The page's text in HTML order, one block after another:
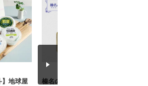
地球屋
榛名の森のハチミツ屋